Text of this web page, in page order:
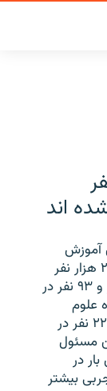
نفر
اند
آموزش
کشور در ایران، امسال حدود یک میلیون و ۲۸۷ هزار نفر
داوطلب کنکور شده اند. از این عده، ۴۶۳ هزار و ۹۳ نفر در
نفر در گروه علوم
انسانی، ۲۵ هزار نفر در گروه هنرو ۱۸ هزار و ۲۲۹ نفر در
مسئول
در
بیشتر